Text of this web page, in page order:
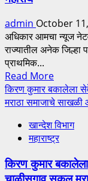
सन
अँग्रीम
देणारी
पहिली
जिल्हा
परिषद-
गौतम
कांबळे
राज्याध्यक्ष
महाराष्ट्र
राज्य
admin October
अधिकार आमचा न्यूज
राज्यातील अनेक जिल्हा
प्राथमिक...
Read MoreRead
more
about
कार्यकारी
अधिकारी
किरण कुमार बकालेला
मराठा समाजाचे
खान्देश विभाग
महाराष्ट्र
किरण कुमार